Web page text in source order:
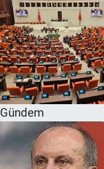
Gündem